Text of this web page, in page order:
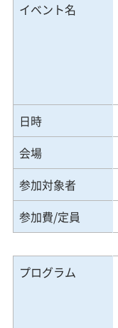
イベント名
日時
会場
参加対象者
参加費/定員
プログラム